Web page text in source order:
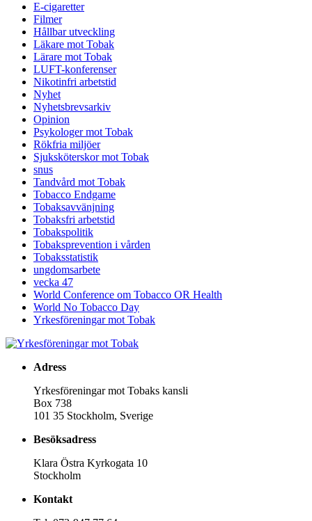
E-cigaretter
Filmer
Hållbar utveckling
Läkare mot Tobak
Lärare mot Tobak
LUFT-konferenser
Nikotinfri arbetstid
Nyhet
Nyhetsbrevsarkiv
Opinion
Psykologer mot Tobak
Rökfria miljöer
Sjuksköterskor mot Tobak
snus
Tandvård mot Tobak
Tobacco Endgame
Tobaksavvänjning
Tobaksfri arbetstid
Tobakspolitik
Tobaksprevention i vården
Tobaksstatistik
ungdomsarbete
vecka 47
World Conference om Tobacco OR Health
World No Tobacco Day
Yrkesföreningar mot Tobak
Adress
Yrkesföreningar mot Tobaks kansli
Box 738
101 35 Stockholm, Sverige
Besöksadress
Klara Östra Kyrkogata 10
Stockholm
Kontakt